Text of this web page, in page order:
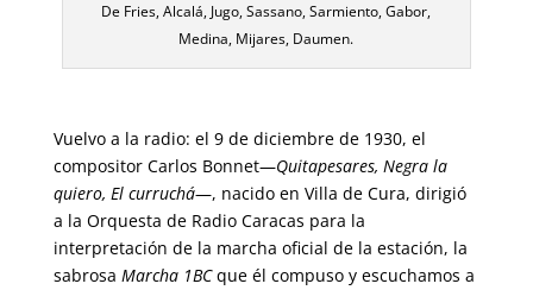
De Fries, Alcalá, Jugo, Sassano, Sarmiento, Gabor,
Medina, Mijares, Daumen.
Vuelvo a la radio: el 9 de diciembre de 1930, el
compositor Carlos Bonnet—Quitapesares, Negra la
quiero, El curruchá—, nacido en Villa de Cura, dirigió
a la Orquesta de Radio Caracas para la
interpretación de la marcha oficial de la estación, la
sabrosa Marcha 1BCque él compuso y escuchamos a